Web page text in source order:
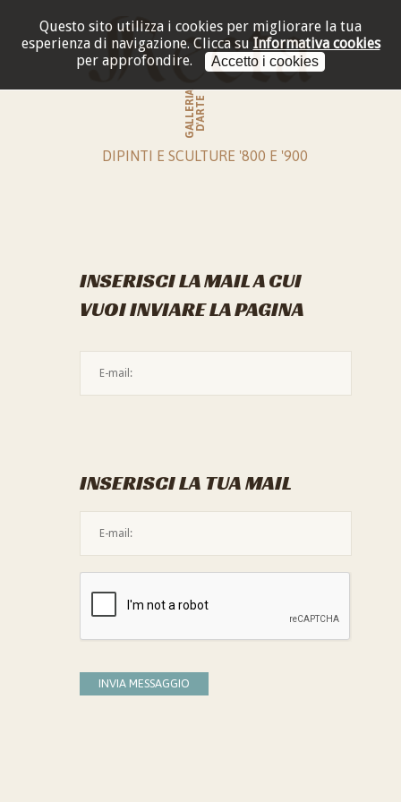
Questo sito utilizza i cookies per migliorare la tua
esperienza di navigazione. Clicca su Informativa cookies
per approfondire.
Accetto i cookies
GALLERIAD'ARTE
DIPINTI E SCULTURE '800 E '900
INSERISCI LA MAIL A CUI
VUOI INVIARE LA PAGINA
INSERISCI LA TUA MAIL
INVIA MESSAGGIO